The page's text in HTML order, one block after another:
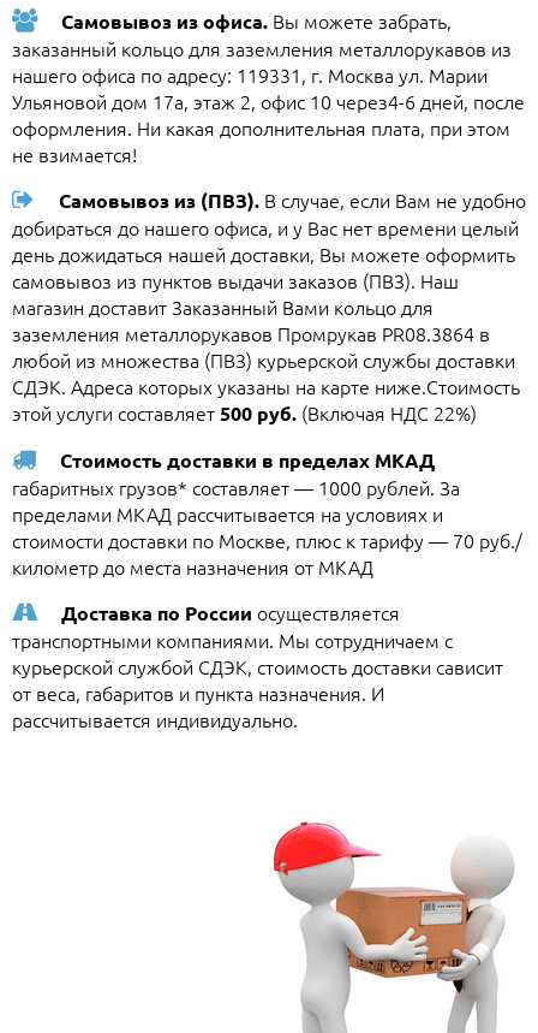
Самовывоз из офиса. Вы можете забрать,
заказанный кольцо для заземления металлорукавов из
нашего офиса по адресу: 119331, г. Москва ул. Марии
Ульяновой дом 17а, этаж 2, офис 10 через4-6 дней, после
оформления. Ни какая дополнительная плата, при этом
не взимается!
Самовывоз из (ПВЗ). В случае, если Вам не удобно
добираться до нашего офиса, и у Вас нет времени целый
день дожидаться нашей доставки, Вы можете оформить
самовывоз из пунктов выдачи заказов (ПВЗ). Наш
магазин доставит Заказанный Вами кольцо для
заземления металлорукавов Промрукав PR08.3864 в
любой из множества (ПВЗ) курьерской службы доставки
СДЭК. Адреса которых указаны на карте ниже.Стоимость
этой услуги составляет500 руб. (Включая НДС 22%)
Стоимость доставки в пределах МКАД
габаритных грузов* составляет — 1000 рублей. За
пределами МКАД рассчитывается на условиях и
стоимости доставки по Москве, плюс к тарифу — 70 руб./
километр до места назначения от МКАД
Доставка по России осуществляется
транспортными компаниями. Мы сотрудничаем с
курьерской службой СДЭК, стоимость доставки сависит
от веса, габаритов и пункта назначения. И
рассчитывается индивидуально.